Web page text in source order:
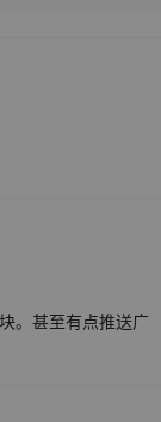
。甚至有点推送广